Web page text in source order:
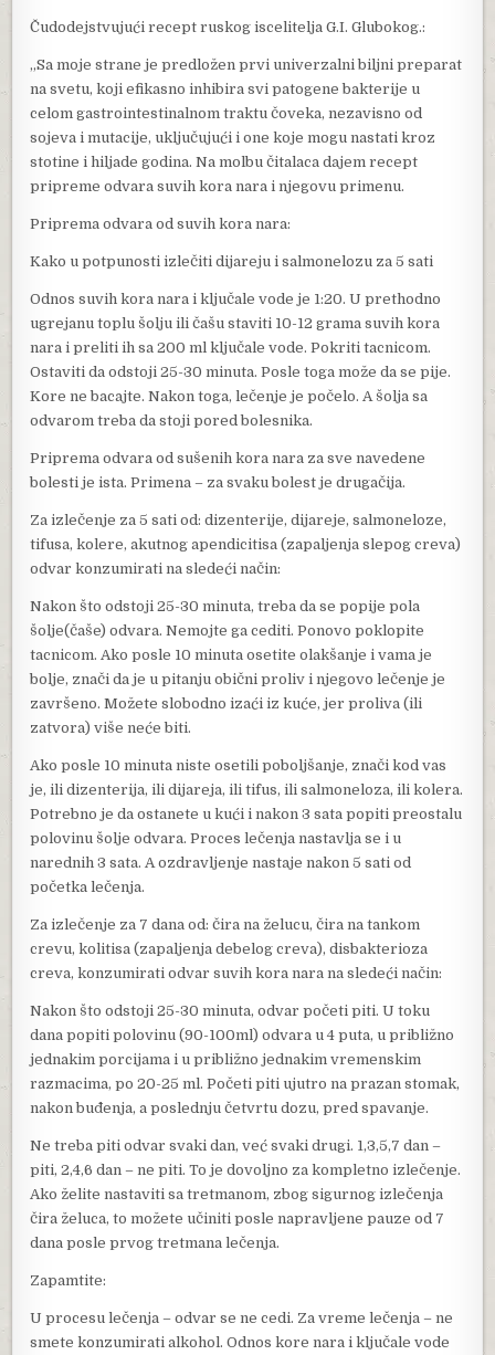
Čudodejstvujući recept ruskog iscelitelja G.I. Glubokog.:
„Sa moje strane je predložen prvi univerzalni biljni preparat
na svetu, koji efikasno inhibira svi patogene bakterije u
celom gastrointestinalnom traktu čoveka, nezavisno od
sojeva i mutacije, uključujući i one koje mogu nastati kroz
stotine i hiljade godina. Na molbu čitalaca dajem recept
pripreme odvara suvih kora nara i njegovu primenu.
Priprema odvara od suvih kora nara:
Kako u potpunosti izlečiti dijareju i salmonelozu za 5 sati
Odnos suvih kora nara i ključale vode je 1:20. U prethodno
ugrejanu toplu šolju ili čašu staviti 10-12 grama suvih kora
nara i preliti ih sa 200 ml ključale vode. Pokriti tacnicom.
Ostaviti da odstoji 25-30 minuta. Posle toga može da se pije.
Kore ne bacajte. Nakon toga, lečenje je počelo. A šolja sa
odvarom treba da stoji pored bolesnika.
Priprema odvara od sušenih kora nara za sve navedene
bolesti je ista. Primena – za svaku bolest je drugačija.
Za izlečenje za 5 sati od: dizenterije, dijareje, salmoneloze,
tifusa, kolere, akutnog apendicitisa (zapaljenja slepog creva)
odvar konzumirati na sledeći način:
Nakon što odstoji 25-30 minuta, treba da se popije pola
šolje(čaše) odvara. Nemojte ga cediti. Ponovo poklopite
tacnicom. Ako posle 10 minuta osetite olakšanje i vama je
bolje, znači da je u pitanju obični proliv i njegovo lečenje je
završeno. Možete slobodno izaći iz kuće, jer proliva (ili
zatvora) više neće biti.
Ako posle 10 minuta niste osetili poboljšanje, znači kod vas
je, ili dizenterija, ili dijareja, ili tifus, ili salmoneloza, ili kolera.
Potrebno je da ostanete u kući i nakon 3 sata popiti preostalu
polovinu šolje odvara. Proces lečenja nastavlja se i u
narednih 3 sata. A ozdravljenje nastaje nakon 5 sati od
početka lečenja.
Za izlečenje za 7 dana od: čira na želucu, čira na tankom
crevu, kolitisa (zapaljenja debelog creva), disbakterioza
creva, konzumirati odvar suvih kora nara na sledeći način:
Nakon što odstoji 25-30 minuta, odvar početi piti. U toku
dana popiti polovinu (90-100ml) odvara u 4 puta, u približno
jednakim porcijama i u približno jednakim vremenskim
razmacima, po 20-25 ml. Početi piti ujutro na prazan stomak,
nakon buđenja, a poslednju četvrtu dozu, pred spavanje.
Ne treba piti odvar svaki dan, već svaki drugi. 1,3,5,7 dan –
piti, 2,4,6 dan – ne piti. To je dovoljno za kompletno izlečenje.
Ako želite nastaviti sa tretmanom, zbog sigurnog izlečenja
čira želuca, to možete učiniti posle napravljene pauze od 7
dana posle prvog tretmana lečenja.
Zapamtite:
U procesu lečenja – odvar se ne cedi. Za vreme lečenja – ne
smete konzumirati alkohol. Odnos kore nara i ključale vode